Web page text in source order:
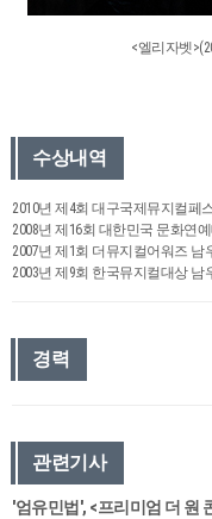
<엘리자벳
수상내역
2010년 제4회 대구국제뮤지컬페
2008년 제16회 대한민국 문화연
2007년 제1회 더뮤지컬어워즈
2003년 제9회 한국뮤지컬대상 남
경력
관련기사
'엄유민법', <프리미엄 더 원